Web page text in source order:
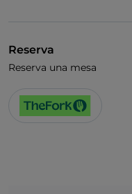
Reserva
Reserva una mesa